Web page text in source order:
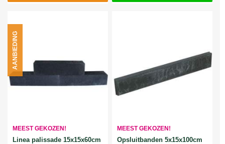
MEEST GEKOZEN!
Linea palissade 15x15x60cm
AANBIEDING
MEEST GEKOZEN!
Opsluitbanden 5x15x100cm